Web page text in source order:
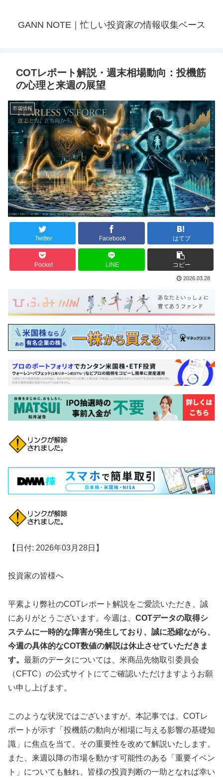
GANN NOTE｜忙しい投資家の情報収集ベース
COTレポート解説・週末相場動向：投機筋
の心理と来週の展望
市場情報
Twitter Facebook はてブ
Pocket LINE コピー
2026.03.28
【日付: 2026年03月28日】
投資家の皆様へ
平素より弊社のCOTレポート解説をご愛読いただき、誠
にありがとうございます。今週は、 COTデータの取得シ
ステムに一時的な障害が発生しており、誠に恐縮ながら、
今週の具体的なCOT数値の解説は休止させていただきま
す。 最新のデータについては、米商品先物取引委員会
（CFTC）の公式サイトにてご確認いただけますようお願
い申し上げます。
このような状況ではございますが、本記事では、COTレ
ポートが示す「投機筋の動向が相場に与える影響の基礎知
識」に焦点を当て、その重要性を改めて解説いたします。
また、来週以降の市場を動かす可能性のある「重要イベン
ト」についても触れ、皆様の投資判断の一助となれば幸い